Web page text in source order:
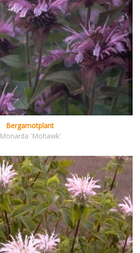
Bergamotplant
Monarda 'Mohawk'